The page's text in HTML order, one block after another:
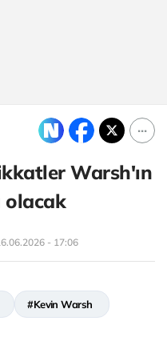
Warsh'ın
olacak
- 17:06
#Kevin Warsh